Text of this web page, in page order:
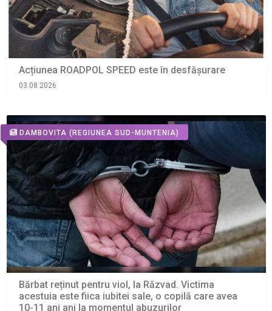
Acțiunea ROADPOL SPEED este în desfășurare
03.08.2026
DAMBOVITA (REGIUNEA SUD-MUNTENIA)
Bărbat reținut pentru viol, la Răzvad. Victima
acestuia este fiica iubitei sale, o copilă care avea
10-11 ani ani la momentul abuzurilor